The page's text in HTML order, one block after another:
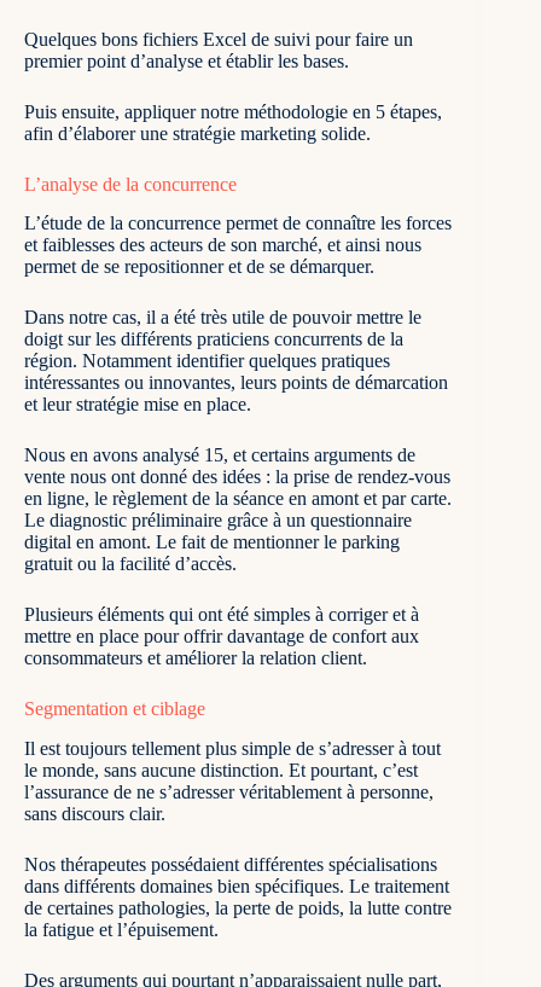
Quelques bons fichiers Excel de suivi pour faire un
premier point d’analyse et établir les bases.
Puis ensuite, appliquer notre méthodologie en 5 étapes,
afin d’élaborer une stratégie marketing solide.
L’analyse de la concurrence
L’étude de la concurrence permet de connaître les forces
et faiblesses des acteurs de son marché, et ainsi nous
permet de se repositionner et de se démarquer.
Dans notre cas, il a été très utile de pouvoir mettre le
doigt sur les différents praticiens concurrents de la
région. Notamment identifier quelques pratiques
intéressantes ou innovantes, leurs points de démarcation
et leur stratégie mise en place.
Nous en avons analysé 15, et certains arguments de
vente nous ont donné des idées : la prise de rendez-vous
en ligne, le règlement de la séance en amont et par carte.
Le diagnostic préliminaire grâce à un questionnaire
digital en amont. Le fait de mentionner le parking
gratuit ou la facilité d’accès.
Plusieurs éléments qui ont été simples à corriger et à
mettre en place pour offrir davantage de confort aux
consommateurs et améliorer la relation client.
Segmentation et ciblage
Il est toujours tellement plus simple de s’adresser à tout
le monde, sans aucune distinction. Et pourtant, c’est
l’assurance de ne s’adresser véritablement à personne,
sans discours clair.
Nos thérapeutes possédaient différentes spécialisations
dans différents domaines bien spécifiques. Le traitement
de certaines pathologies, la perte de poids, la lutte contre
la fatigue et l’épuisement.
Des arguments qui pourtant n’apparaissaient nulle part,